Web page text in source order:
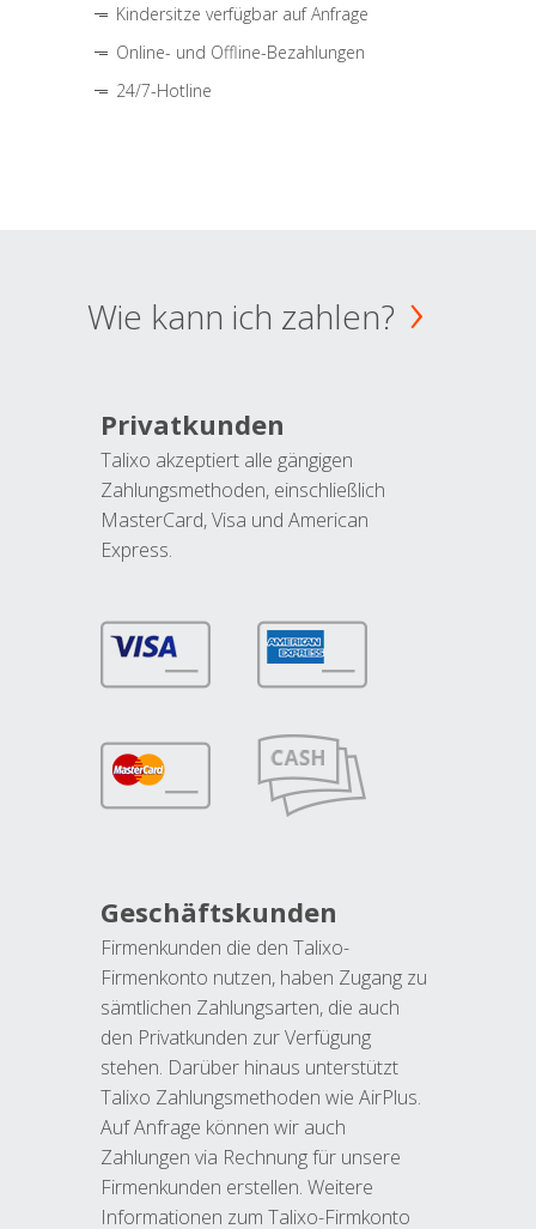
Kindersitze verfügbar auf Anfrage
Online- und Offline-Bezahlungen
24/7-Hotline
Wie kann ich zahlen?
Privatkunden
Talixo akzeptiert alle gängigen
Zahlungsmethoden, einschließlich
MasterCard, Visa und American
Express.
Geschäftskunden
Firmenkunden die den Talixo-
Firmenkonto nutzen, haben Zugang zu
sämtlichen Zahlungsarten, die auch
den Privatkunden zur Verfügung
stehen. Darüber hinaus unterstützt
Talixo Zahlungsmethoden wie AirPlus.
Auf Anfrage können wir auch
Zahlungen via Rechnung für unsere
Firmenkunden erstellen. Weitere
Informationen zum Talixo-Firmkonto